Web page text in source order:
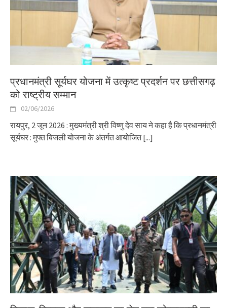
प्रधानमंत्री सूर्यघर योजना में उत्कृष्ट प्रदर्शन पर छत्तीसगढ़
को राष्ट्रीय सम्मान
02/06/2026
रायपुर, 2 जून 2026 : मुख्यमंत्री श्री विष्णु देव साय ने कहा है कि प्रधानमंत्री
सूर्यघर : मुफ्त बिजली योजना के अंतर्गत आयोजित[...]